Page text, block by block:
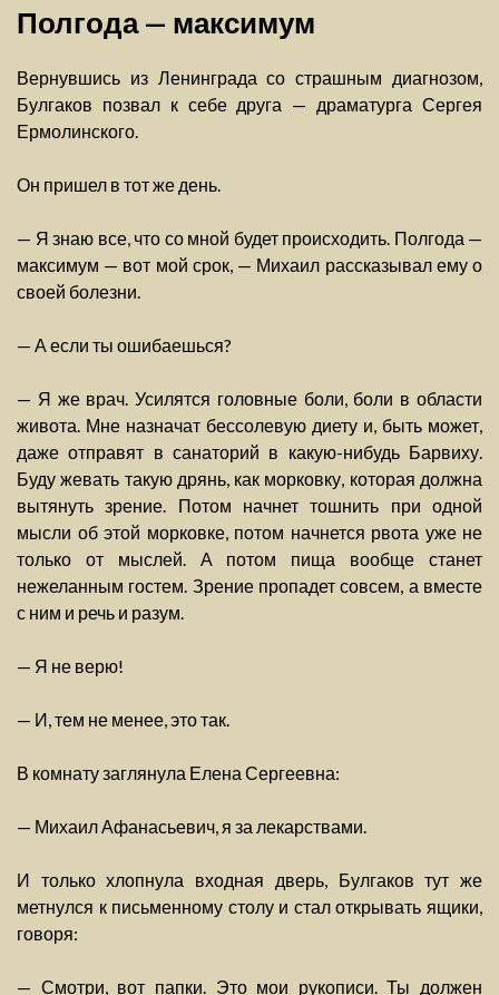
Полгода — максимум
Вернувшись из Ленинграда со страшным диагнозом,
Булгаков позвал к себе друга — драматурга Сергея
Ермолинского.
Он пришел в тот же день.
— Я знаю все, что со мной будет происходить. Полгода —
максимум — вот мой срок, — Михаил рассказывал ему о
своей болезни.
— А если ты ошибаешься?
— Я же врач. Усилятся головные боли, боли в области
живота. Мне назначат бессолевую диету и, быть может,
даже отправят в санаторий в какую-нибудь Барвиху.
Буду жевать такую дрянь, как морковку, которая должна
вытянуть зрение. Потом начнет тошнить при одной
мысли об этой морковке, потом начнется рвота уже не
только от мыслей. А потом пища вообще станет
нежеланным гостем. Зрение пропадет совсем, а вместе
с ним и речь и разум.
— Я не верю!
— И, тем не менее, это так.
В комнату заглянула Елена Сергеевна:
— Михаил Афанасьевич, я за лекарствами.
И только хлопнула входная дверь, Булгаков тут же
метнулся к письменному столу и стал открывать ящики,
говоря:
— Смотри, вот папки. Это мои рукописи. Ты должен